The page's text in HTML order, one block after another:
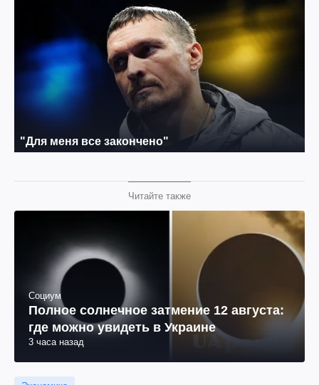
Читайте также
Социум
Полное солнечное затмение 12 августа:
где можно увидеть в Украине
3 часа назад